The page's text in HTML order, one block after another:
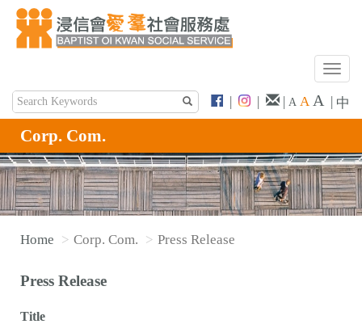
T
g
l
e
n
a
| | | A A A | 中
Corp. Com.
Home Corp. Com. Press Release
Press Release
Title